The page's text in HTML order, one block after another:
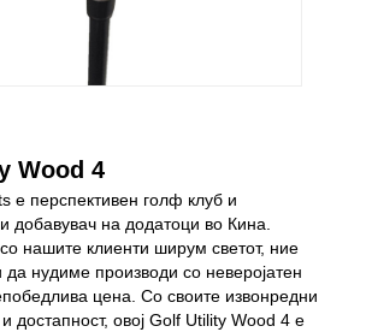
Wood 4
е перспективен голф клуб и
добавувач на додатоци во Кина.
нашите клиенти ширум светот, ние
да нудиме производи со неверојатен
цена. Со своите извонредни
достапност, овој Golf Utility Wood 4 е